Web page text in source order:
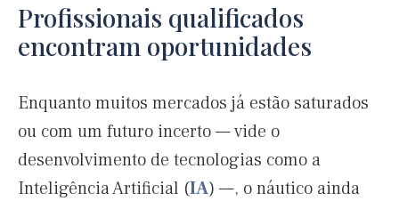
Profissionais qualificados
encontram oportunidades
Enquanto muitos mercados já estão saturados
ou com um futuro incerto — vide o
desenvolvimento de tecnologias como a
Inteligência Artificial (IA) —, o náutico ainda